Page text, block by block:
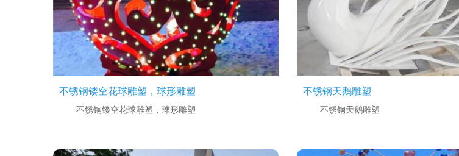
不锈钢镂空花球雕塑，球形雕塑
不锈钢镂空花球雕塑，球形雕塑
不锈钢天鹅雕塑
不锈钢天鹅雕塑